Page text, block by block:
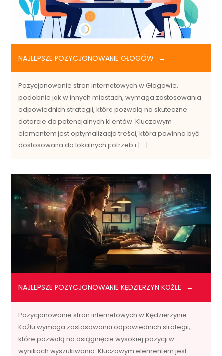
NAJLEPSZE POZYCJONOWANIE GŁOGÓW
Pozycjonowanie stron internetowych w Głogowie,
podobnie jak w innych miastach, wymaga zastosowania
odpowiednich strategii, które pozwolą na skuteczne
dotarcie do potencjalnych klientów. Kluczowym
elementem jest optymalizacja treści, która powinna być
dostosowana do lokalnych potrzeb i […]
NAJLEPSZE POZYCJONOWANIE KĘDZIERZYN KOŹLE
Pozycjonowanie stron internetowych w Kędzierzynie
Koźlu wymaga zastosowania odpowiednich strategii,
które pozwolą na osiągnięcie wysokiej pozycji w
wynikach wyszukiwania. Kluczowym elementem jest